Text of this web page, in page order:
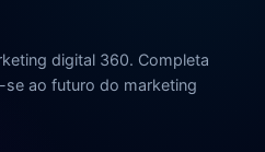
digital 360. Completa
se ao futuro do marketing